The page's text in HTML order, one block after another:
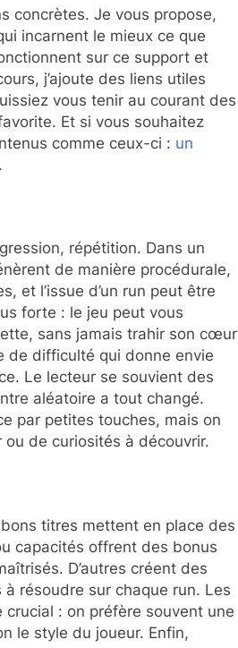
concrètes. Je vous propose,
incarnent le mieux ce que
sur ce support et
j’ajoute des liens utiles
vous tenir au courant des
Et si vous souhaitez
comme ceux-ci : un
répétition. Dans un
de manière procédurale,
et l’issue d’un run peut être
forte : le jeu peut vous
sans jamais trahir son cœur
de difficulté qui donne envie
Le lecteur se souvient des
aléatoire a tout changé.
par petites touches, mais on
de curiosités à découvrir.
titres mettent en place des
capacités offrent des bonus
D’autres créent des
résoudre sur chaque run. Les
: on préfère souvent une
le style du joueur. Enfin,